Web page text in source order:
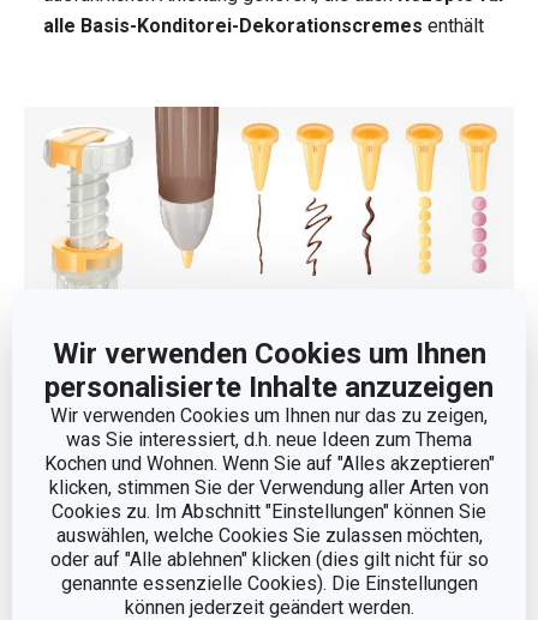
Wir verwenden Cookies um Ihnen
personalisierte Inhalte anzuzeigen
Wir verwenden Cookies um Ihnen nur das zu zeigen,
was Sie interessiert, d.h. neue Ideen zum Thema
Kochen und Wohnen. Wenn Sie auf "Alles akzeptieren"
klicken, stimmen Sie der Verwendung aller Arten von
Cookies zu. Im Abschnitt "Einstellungen" können Sie
auswählen, welche Cookies Sie zulassen möchten,
oder auf "Alle ablehnen" klicken (dies gilt nicht für so
genannte essenzielle Cookies). Die Einstellungen
können jederzeit geändert werden.
alle Basis-Konditorei-Dekorationscremes enthält
Material
: aus hochwertigem Silikon und langlebigem
Kunststoff.
Pflege:spülmaschinenfest.
Garantie : 3 Jahre.
Hersteller: TESCOMA s. r. o., U Tescomy 241, 760 01 Zlín;
info@tescoma.de